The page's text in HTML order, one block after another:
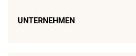
UNTERNEHMEN